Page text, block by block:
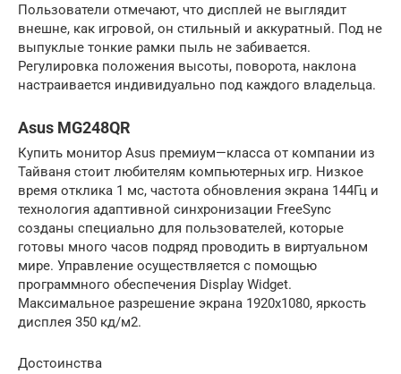
Пользователи отмечают, что дисплей не выглядит
внешне, как игровой, он стильный и аккуратный. Под не
выпуклые тонкие рамки пыль не забивается.
Регулировка положения высоты, поворота, наклона
настраивается индивидуально под каждого владельца.
Asus MG248QR
Купить монитор Asus премиум—класса от компании из
Тайваня стоит любителям компьютерных игр. Низкое
время отклика 1 мс, частота обновления экрана 144Гц и
технология адаптивной синхронизации FreeSync
созданы специально для пользователей, которые
готовы много часов подряд проводить в виртуальном
мире. Управление осуществляется с помощью
программного обеспечения Display Widget.
Максимальное разрешение экрана 1920х1080, яркость
дисплея 350 кд/м2.
Достоинства